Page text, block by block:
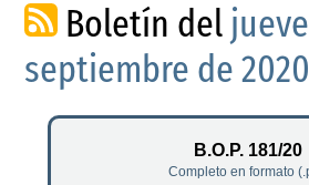
Boletín del
septiembre de 2020
B.O.P. 181/20
Completo en formato